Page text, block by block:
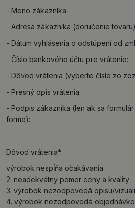
- Meno zákazníka:
- Adresa zákazníka (doručenie
- Dátum vyhlásenia o odstúpení od
- Číslo bankového účtu pre vrátenie:
- Dôvod vrátenia (vyberte číslo zo
- Presný opis vrátenia:
- Podpis zákazníka (len ak sa
forme):
Dôvod vrátenia*:
výrobok nespĺňa očakávania
2. neadekvátny pomer ceny a kvality
3. výrobok nezodpovedá opisu/
4. výrobok nezodpovedá objednávke